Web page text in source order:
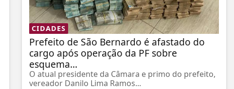
CIDADES
Prefeito de São Bernardo é afastado do
cargo após operação da PF sobre
esquema...
O atual presidente da Câmara e primo do prefeito,
vereador Danilo Lima Ramos...